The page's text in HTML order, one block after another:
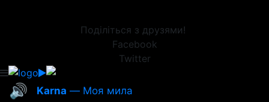
Поділіться з друзями!
Facebook
Twitter
🔊 Karna — Моя мила